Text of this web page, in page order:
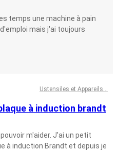
temps une machine à pain
mais j'ai toujours
Ustensiles et Appareils...
à induction brandt
m'aider. J'ai un petit
à induction Brandt et depuis je